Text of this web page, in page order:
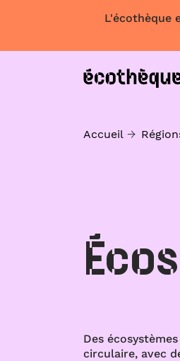
L'écothèque
Accueil
Des
circulaire, avec